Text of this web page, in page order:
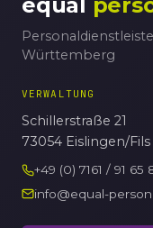
Württemberg
VERWALTUNG
Schillerstraße 21
73054 Eislingen/Fils
+49 (0) 7161 / 91 65
info@equal-